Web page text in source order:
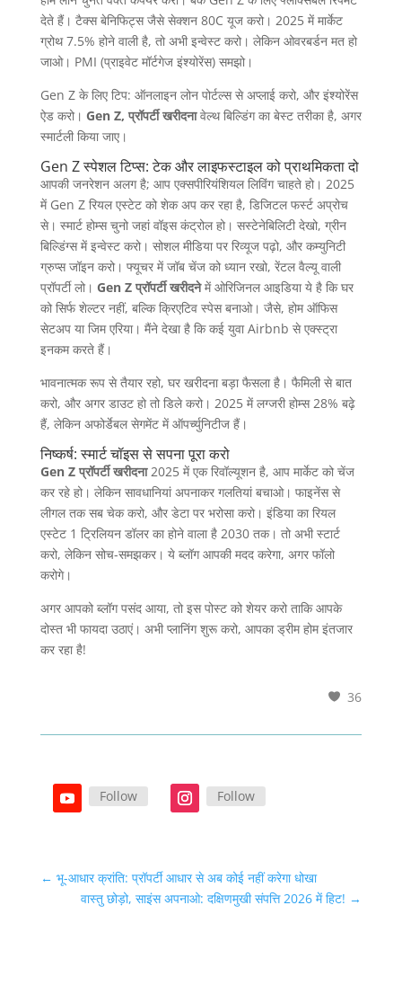
देते हैं। टैक्स बेनिफिट्स जैसे सेक्शन 80C यूज करो। 2025 में मार्केट
ग्रोथ 7.5% होने वाली है, तो अभी इन्वेस्ट करो। लेकिन ओवरबर्डन मत हो
जाओ। PMI (प्राइवेट मॉर्टगेज इंश्योरेंस) समझो।
Gen Z के लिए टिप: ऑनलाइन लोन पोर्टल्स से अप्लाई करो, और इंश्योरेंस
ऐड करो। Gen Z, प्रॉपर्टी खरीदनावेल्थ बिल्डिंग का बेस्ट तरीका है, अगर
स्मार्टली किया जाए।
Gen Z स्पेशल टिप्स: टेक और लाइफस्टाइल को प्राथमिकता दो
आपकी जनरेशन अलग है; आप एक्सपीरियंशियल लिविंग चाहते हो। 2025
में Gen Z रियल एस्टेट को शेक अप कर रहा है, डिजिटल फर्स्ट अप्रोच
से। स्मार्ट होम्स चुनो जहां वॉइस कंट्रोल हो। सस्टेनेबिलिटी देखो, ग्रीन
बिल्डिंग्स में इन्वेस्ट करो। सोशल मीडिया पर रिव्यूज पढ़ो, और कम्युनिटी
ग्रुप्स जॉइन करो। फ्यूचर में जॉब चेंज को ध्यान रखो, रेंटल वैल्यू वाली
प्रॉपर्टी लो। Gen Z प्रॉपर्टी खरीदनेमें ओरिजिनल आइडिया ये है कि घर
को सिर्फ शेल्टर नहीं, बल्कि क्रिएटिव स्पेस बनाओ। जैसे, होम ऑफिस
सेटअप या जिम एरिया। मैंने देखा है कि कई युवा Airbnb से एक्स्ट्रा
इनकम करते हैं।
भावनात्मक रूप से तैयार रहो, घर खरीदना बड़ा फैसला है। फैमिली से बात
करो, और अगर डाउट हो तो डिले करो। 2025 में लग्जरी होम्स 28% बढ़े
हैं, लेकिन अफोर्डेबल सेगमेंट में ऑपर्च्युनिटीज हैं।
निष्कर्ष: स्मार्ट चॉइस से सपना पूरा करो
Gen Z प्रॉपर्टी खरीदना2025 में एक रिवॉल्यूशन है, आप मार्केट को चेंज
कर रहे हो। लेकिन सावधानियां अपनाकर गलतियां बचाओ। फाइनेंस से
लीगल तक सब चेक करो, और डेटा पर भरोसा करो। इंडिया का रियल
एस्टेट 1 ट्रिलियन डॉलर का होने वाला है 2030 तक। तो अभी स्टार्ट
करो, लेकिन सोच-समझकर। ये ब्लॉग आपकी मदद करेगा, अगर फॉलो
करोगे।
अगर आपको ब्लॉग पसंद आया, तो इस पोस्ट को शेयर करो ताकि आपके
दोस्त भी फायदा उठाएं। अभी प्लानिंग शुरू करो, आपका ड्रीम होम इंतजार
कर रहा है!
36
Follow Follow
← भू-आधार क्रांति: प्रॉपर्टी आधार से अब कोई नहीं करेगा धोखा
वास्तु छोड़ो, साइंस अपनाओ: दक्षिणमुखी संपत्ति 2026 में हिट! →